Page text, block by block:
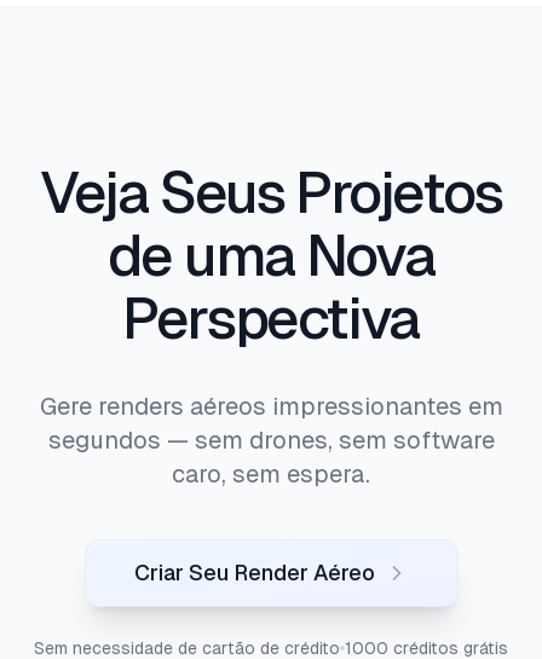
Veja Seus Projetos
de uma Nova
Perspectiva
Gere renders aéreos impressionantes em
segundos — sem drones, sem software
caro, sem espera.
Criar Seu Render Aéreo
Sem necessidade de cartão de crédito 1000 créditos grátis